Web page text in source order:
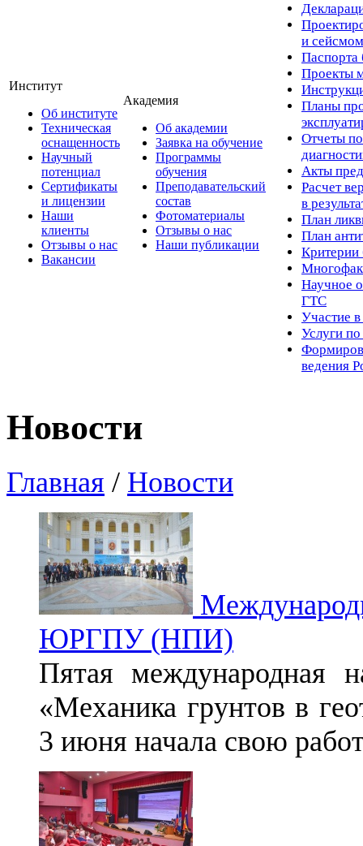
Институт
Об институте
Техническая
оснащенность
Научный
потенциал
Сертификаты
и лицензии
Наши
клиенты
Отзывы о нас
Вакансии
Академия
Об академии
Заявка на обучение
Программы
обучения
Преподавательский
состав
Фотоматериалы
Отзывы о нас
Наши публикации
и
Паспорта
Проекты
Планы
Отчеты по
Акты
Расчет
в
План
План
Критерии
Научное
ГТС
Участие
Услуги
ведения
Новости
Главная / Новости
ЮРГПУ (НПИ)
Пятая международная
«Механика грунтов в
3 июня начала свою